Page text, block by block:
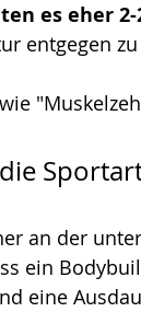
es eher
entgegen
an der
ein
eine